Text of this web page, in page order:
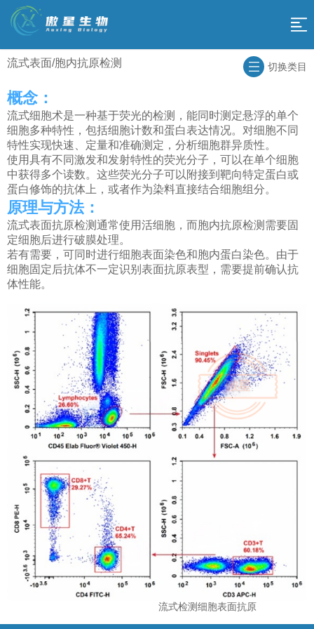
网
站
导
航
科
研
技
术
平
台
组
学
测
序
促
销
活
动
傲
星
云
平
台
合
作
流
程
关
于
返
页
流式表面/胞内抗原检测 切换类目
概念：
流式细胞术是一种基于荧光的检测，能同时测定悬浮的单个
细胞多种特性，包括细胞计数和蛋白表达情况。对细胞不同
特性实现快速、定量和准确测定，分析细胞群异质性。
使用具有不同激发和发射特性的荧光分子，可以在单个细胞
中获得多个读数。这些荧光分子可以附接到靶向特定蛋白或
蛋白修饰的抗体上，或者作为染料直接结合细胞组分。
原理与方法：
流式表面抗原检测通常使用活细胞，而胞内抗原检测需要固
定细胞后进行破膜处理。
若有需要，可同时进行细胞表面染色和胞内蛋白染色。由于
细胞固定后抗体不一定识别表面抗原表型，需要提前确认抗
体性能。
流式检测细胞表面抗原